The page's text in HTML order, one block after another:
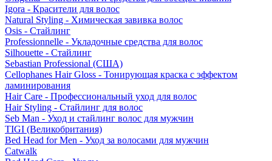
Igora - Красители для волос
Natural Styling - Химическая завивка волос
Osis - Стайлинг
Professionnelle - Укладочные средства для волос
Silhouette - Стайлинг
Sebastian Professional (США)
Cellophanes Hair Gloss - Тонирующая краска с эффектом
ламинирования
Hair Care - Профессиональный уход для волос
Hair Styling - Стайлинг для волос
Seb Man - Уход и стайлинг волос для мужчин
TIGI (Великобритания)
Bed Head for Men - Уход за волосами для мужчин
Catwalk